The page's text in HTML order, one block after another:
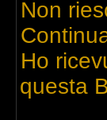
Non
Ho
questa